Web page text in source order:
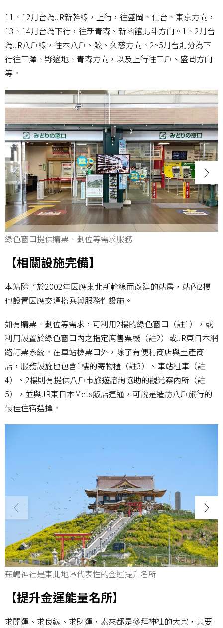
11、12月台為JR新幹線，上行，往盛岡、仙台、東京方向，
13、14月台為下行，往新青森、新函館北斗方向。1、2月台
為JR八戶線，往本八戶、鮫、久慈方向、2~5月台則分為下
行往三澤、野邊地、青森方向，以及上行往三戶、盛岡方向
等。
綠色窗口提供購票、劃位等需求服務
【相關設施完備】
本站除了於2002年因應東北新幹線而改建的站房，站內2樓
也設置因應交通搭乘與服務性設施。
如有購票、劃位等需求，可利用2樓的綠色窗口（註1），或
利用設置於綠色窗口內之指定席售票機（註2）或JR東日本網
路訂票系統。在車站檢票口外，除了有便利商店與土產商
店，服務設施也包含1樓的寄物櫃（註3）、車站租車（註
4）、2樓則有提供八戶市旅遊諮詢協助的觀光案內所（註
5），並與JR東日本Mets飯店連通，可說是造訪八戶旅行的
最佳住宿選擇。
蕪嶋神社是東北地區代表性的金運提升名所
【提升金運能量名所】
求開運、求良緣、求財運，素來都是參拜神社的大宗，只要